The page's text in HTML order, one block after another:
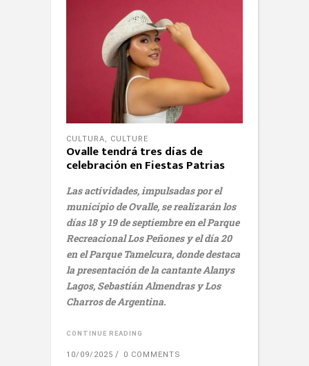
CULTURA, CULTURE
Ovalle tendrá tres días de
celebración en Fiestas Patrias
Las actividades, impulsadas por el
municipio de Ovalle, se realizarán los
días 18 y 19 de septiembre en el Parque
Recreacional Los Peñones y el día 20
en el Parque Tamelcura, donde destaca
la presentación de la cantante Alanys
Lagos, Sebastián Almendras y Los
Charros de Argentina.
CONTINUE READING
10/09/2025 0 COMMENTS